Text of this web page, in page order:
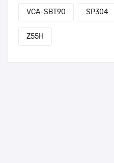
VCA-SBT90 SP304
Z55H